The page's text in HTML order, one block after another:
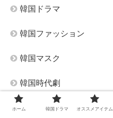
韓国ドラマ
韓国ファッション
韓国マスク
韓国時代劇
韓国長編ドラマ
ホーム 韓国ドラマ オススメアイテム